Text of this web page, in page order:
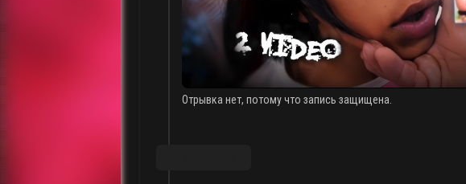
Отрывка нет, потому что запись защищена.